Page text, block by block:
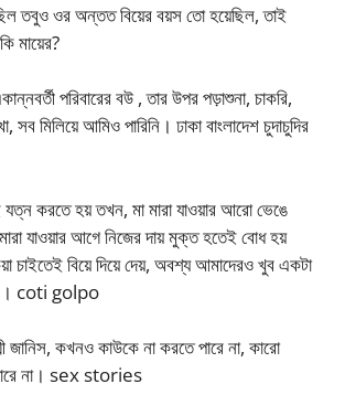
তবুও ওর অন্তত বিয়ের বয়স তো হয়েছিল, তাই
মায়ের?
পরিবারের বউ , তার উপর পড়াশুনা, চাকরি,
সব মিলিয়ে আমিও পারিনি। ঢাকা বাংলাদেশ চুদাচুদির
যত্ন করতে হয় তখন, মা মারা যাওয়ার আরো ভেঙে
যাওয়ার আগে নিজের দায় মুক্ত হতেই বোধ হয়
চাইতেই বিয়ে দিয়ে দেয়, অবশ্য আমাদেরও খুব একটা
coti golpo
জানিস, কখনও কাউকে না করতে পারে না, কারো
না। sex stories